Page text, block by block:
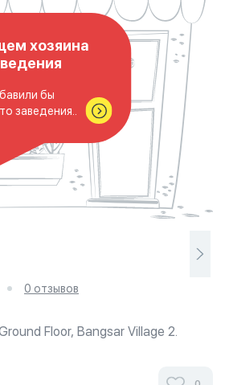
хозяина
бы
заведения..
0 отзывов
Floor, Bangsar Village 2.
tearoom in 1 Utama Shopping